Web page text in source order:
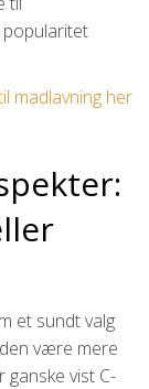
popularitet
madlavning her
et sundt valg
være mere
vist C-